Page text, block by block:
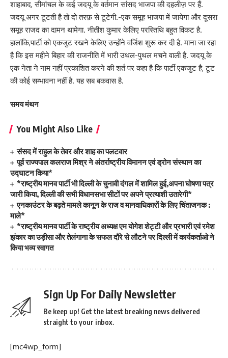
शाहाबाद, सीमांचल के कई जदयू के वर्तमान सांसद भाजपा की दहलीज़ पर हैं.
जदयू अगर टूटती है तो दो तरफ़ से टूटेगी.-एक समूह भाजपा में जायेगा और दूसरा
समूह राजद का दामन थामेगा. नीतीश कुमार केलिए परस्तिथि बहुत विकट है.
हालांकि,पार्टी को एकजुट रखने केलिए उन्होंने वर्जिश शुरू कर दी है. माना जा रहा
है कि इस महीने बिहार की राजनीति में भारी उथल-पुथल मचने वाली है. जदयू के
एक नेता ने नाम नहीं प्रकाशित करने की शर्त पर कहा है कि पार्टी एकजुट है, टूट
की कोई सम्भावना नहीं है. यह सब बकवास है.
समय मंथन
You Might Also Like
संसद में राहुल के तेवर और शाह का पलटवार
पूर्व राज्यपाल कलराज मिश्र ने अंतर्राष्ट्रीय विमानन एवं ड्रोन संस्थान का
उद्घाटन किया*
*राष्ट्रीय मानव पार्टी भी दिल्ली के चुनावी दंगल में शामिल हुई,अपना घोषणा पत्र
जारी किया, दिल्ली की सभी विधानसभा सीटों पर अपने प्रत्याशी उतारेगी*
एनकाउंटर के बढ़ते मामले कानून के राज व मानवाधिकारों के लिए चिंताजनक :
माले*
*राष्ट्रीय मानव पार्टी के राष्ट्रीय अध्यक्ष एम योगेश शेट्टी और प्रभारी एवं रमेश
झंकार का उड़ीसा और तेलंगाना के सफल दौरे से लौटने पर दिल्ली में कार्यकर्ताओ ने
किया भव्य स्वागत
Sign Up For Daily Newsletter
Be keep up! Get the latest breaking news delivered
straight to your inbox.
[mc4wp_form]